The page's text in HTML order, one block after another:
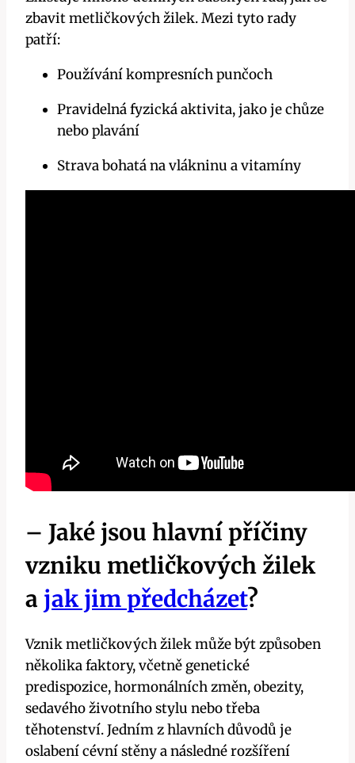
zbavit metličkových žilek. Mezi tyto rady
patří:
Používání kompresních punčoch
Pravidelná ‌fyzická aktivita, jako je chůze⁢
nebo plavání
Strava bohatá na vlákninu a vitamíny
– Jaké jsou hlavní příčiny
vzniku metličkových žilek
a jak jim předcházet?
Vznik metličkových ⁤žilek může být způsoben
několika faktory, včetně genetické
‌predispozice, hormonálních změn, obezity,
sedavého životního stylu nebo třeba
těhotenství. Jedním ‌z hlavních důvodů⁢ je
oslabení cévní stěny a následné rozšíření